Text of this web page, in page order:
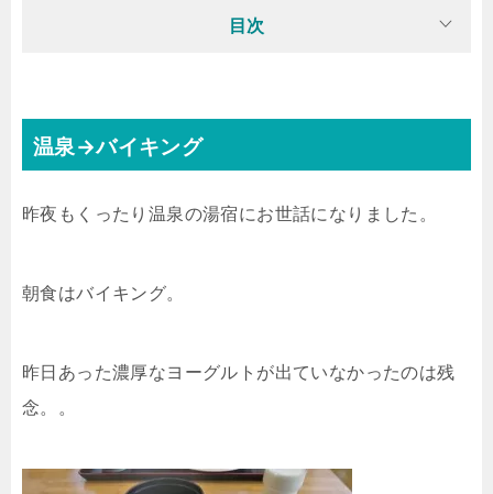
目次
温泉→バイキング
昨夜もくったり温泉の湯宿にお世話になりました。
朝食はバイキング。
昨日あった濃厚なヨーグルトが出ていなかったのは残
念。。